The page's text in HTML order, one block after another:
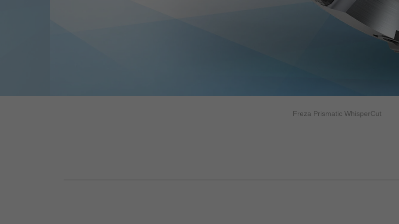
Freza Prismatic WhisperCut